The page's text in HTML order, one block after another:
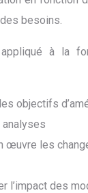
besoins.
à la
objectifs
œuvre les
l’impact des